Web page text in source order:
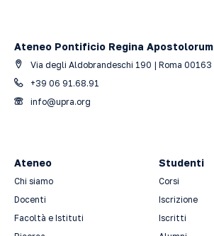
Ateneo Pontificio Regina Apostolorum
Via degli Aldobrandeschi 190 | Roma 00163
+39 06 91.68.91
info@upra.org
Ateneo
Chi siamo
Docenti
Facoltà e Istituti
Studenti
Corsi
Iscrizione
Iscritti